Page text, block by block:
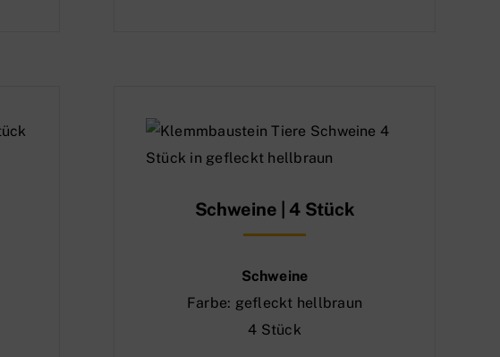
Schweine | 4 Stück
Schweine
Farbe: gefleckt hellbraun
4 Stück